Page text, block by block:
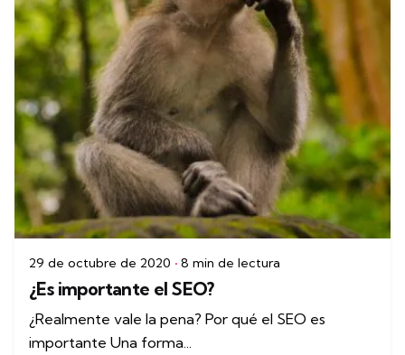
29 de octubre de 2020 8 min de lectura
¿Es importante el SEO?
¿Realmente vale la pena? Por qué el SEO es
importante Una forma...